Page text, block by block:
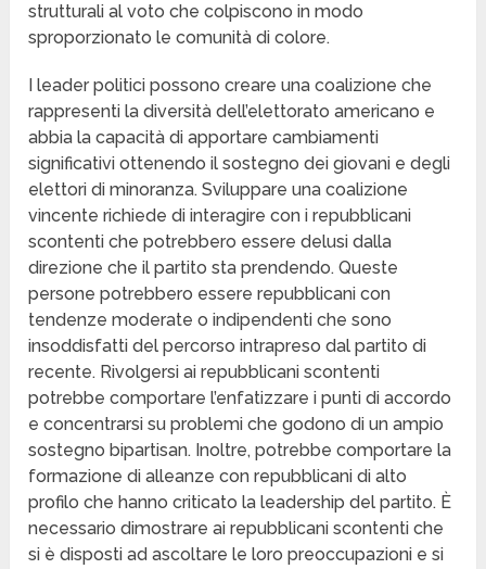
strutturali al voto che colpiscono in modo
sproporzionato le comunità di colore.
I leader politici possono creare una coalizione che
rappresenti la diversità dell’elettorato americano e
abbia la capacità di apportare cambiamenti
significativi ottenendo il sostegno dei giovani e degli
elettori di minoranza. Sviluppare una coalizione
vincente richiede di interagire con i repubblicani
scontenti che potrebbero essere delusi dalla
direzione che il partito sta prendendo. Queste
persone potrebbero essere repubblicani con
tendenze moderate o indipendenti che sono
insoddisfatti del percorso intrapreso dal partito di
recente. Rivolgersi ai repubblicani scontenti
potrebbe comportare l’enfatizzare i punti di accordo
e concentrarsi su problemi che godono di un ampio
sostegno bipartisan. Inoltre, potrebbe comportare la
formazione di alleanze con repubblicani di alto
profilo che hanno criticato la leadership del partito. È
necessario dimostrare ai repubblicani scontenti che
si è disposti ad ascoltare le loro preoccupazioni e si